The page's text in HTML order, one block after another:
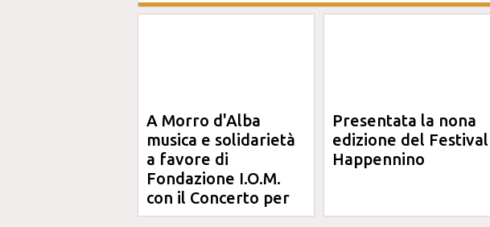
A Morro d'Alba
musica e solidarietà
a favore di
Fondazione I.O.M.
con il Concerto per
Anna
Presentata la nona
edizione del Festival
Happennino